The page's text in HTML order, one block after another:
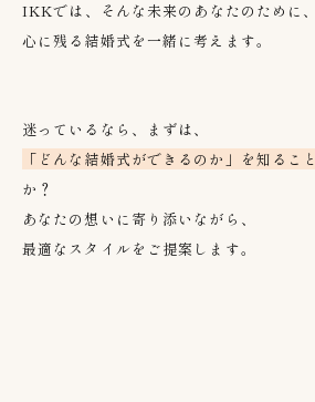
IKKでは、そんな未来のあなたのために、
心に残る結婚式を一緒に考えます。
迷っているなら、まずは、
「どんな結婚式ができるのか」を知ること
か？
あなたの想いに寄り添いながら、
最適なスタイルをご提案します。